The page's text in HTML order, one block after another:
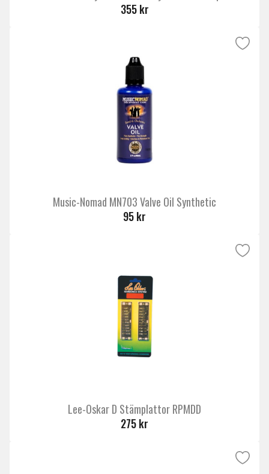
355 kr
Music-Nomad MN703 Valve Oil Synthetic
95 kr
Lee-Oskar D Stämplattor RPMDD
275 kr